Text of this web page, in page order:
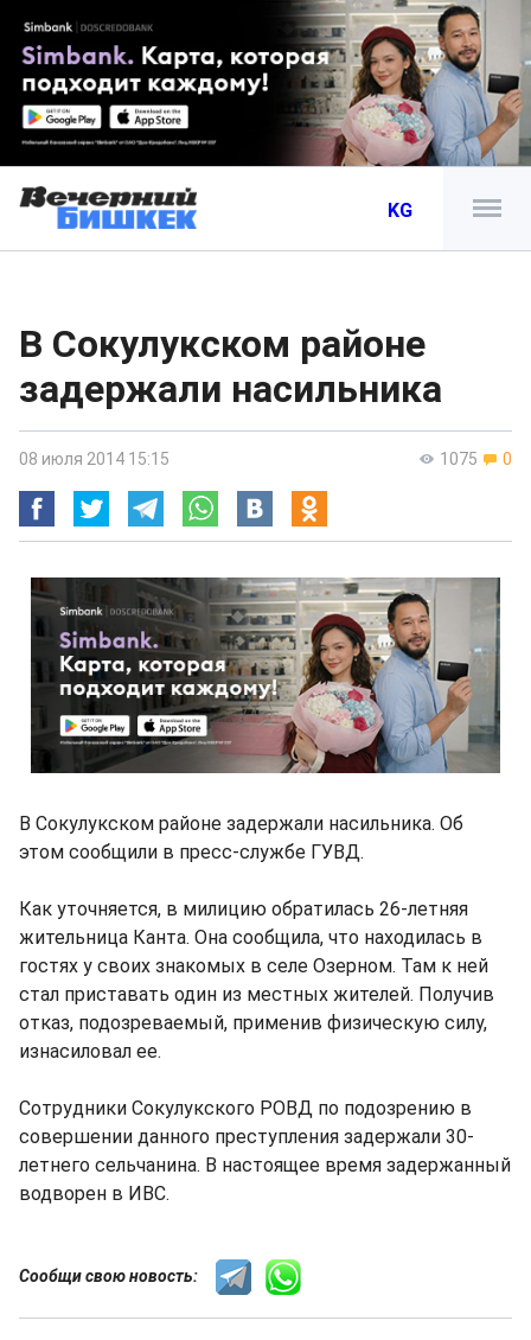
KG
В Сокулукском районе
задержали насильника
1075 0
08 июля 2014 15:15
В Сокулукском районе задержали насильника. Об
этом сообщили в пресс-службе ГУВД.
Как уточняется, в милицию обратилась 26-летняя
жительница Канта. Она сообщила, что находилась в
гостях у своих знакомых в селе Озерном. Там к ней
стал приставать один из местных жителей. Получив
отказ, подозреваемый, применив физическую силу,
изнасиловал ее.
Сотрудники Сокулукского РОВД по подозрению в
совершении данного преступления задержали 30-
летнего сельчанина. В настоящее время задержанный
водворен в ИВС.
Сообщи свою новость: